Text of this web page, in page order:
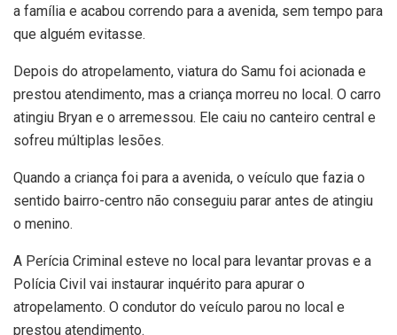
a família e acabou correndo para a avenida, sem tempo para
que alguém evitasse.
Depois do atropelamento, viatura do Samu foi acionada e
prestou atendimento, mas a criança morreu no local. O carro
atingiu Bryan e o arremessou. Ele caiu no canteiro central e
sofreu múltiplas lesões.
Quando a criança foi para a avenida, o veículo que fazia o
sentido bairro-centro não conseguiu parar antes de atingiu
o menino.
A Perícia Criminal esteve no local para levantar provas e a
Polícia Civil vai instaurar inquérito para apurar o
atropelamento. O condutor do veículo parou no local e
prestou atendimento.